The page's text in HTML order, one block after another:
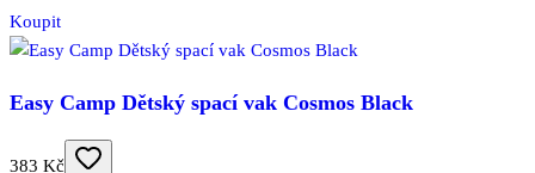
Koupit
Easy Camp Dětský spací vak Cosmos Black
383 Kč